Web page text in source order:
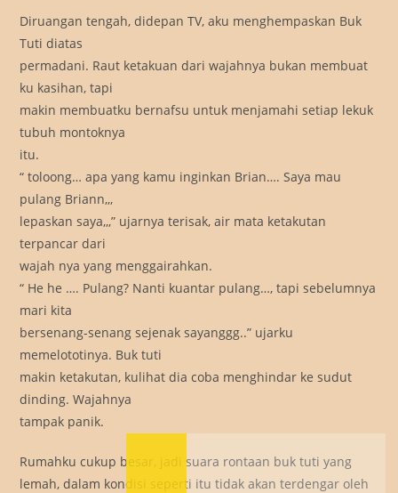
Diruangan tengah, didepan TV, aku menghempaskan Buk
Tuti diatas
permadani. Raut ketakuan dari wajahnya bukan membuat
ku kasihan, tapi
makin membuatku bernafsu untuk menjamahi setiap lekuk
tubuh montoknya
itu.
“ toloong… apa yang kamu inginkan Brian…. Saya mau
pulang Briann,,,
lepaskan saya,,,” ujarnya terisak, air mata ketakutan
terpancar dari
wajah nya yang menggairahkan.
“ He he …. Pulang? Nanti kuantar pulang…, tapi sebelumnya
mari kita
bersenang-senang sejenak sayanggg..” ujarku
memelototinya. Buk tuti
makin ketakutan, kulihat dia coba menghindar ke sudut
dinding. Wajahnya
tampak panik.
Rumahku cukup besar, jadi suara rontaan buk tuti yang
lemah, dalam kondisi seperti itu tidak akan terdengar oleh